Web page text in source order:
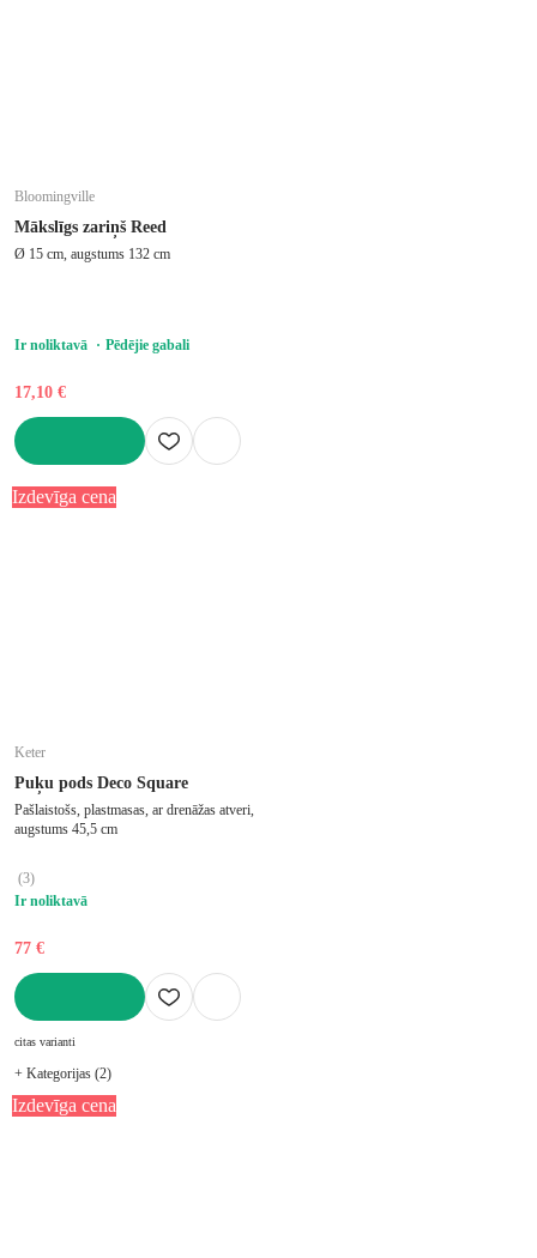
Bloomingville
Mākslīgs zariņš Reed
Ø 15 cm, augstums 132 cm
Ir noliktavā Pēdējie gabali
17,10 €
Izdevīga cena
Keter
Puķu pods Deco Square
Pašlaistošs, plastmasas, ar drenāžas atveri,
augstums 45,5 cm
(3)
Ir noliktavā
77 €
citas varianti
+ Kategorijas (2)
Izdevīga cena